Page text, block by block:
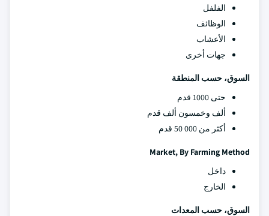
الفلفل
الوظائف
الأعشاب
جهات أخرى
السوق، حسب المنطقة
حتى 1000 قدم
ألف وخمسون ألف قدم
أكثر من 000 50 قدم
Market, By Farming Method
داخل
الخارج
السوق، حسب المعدات